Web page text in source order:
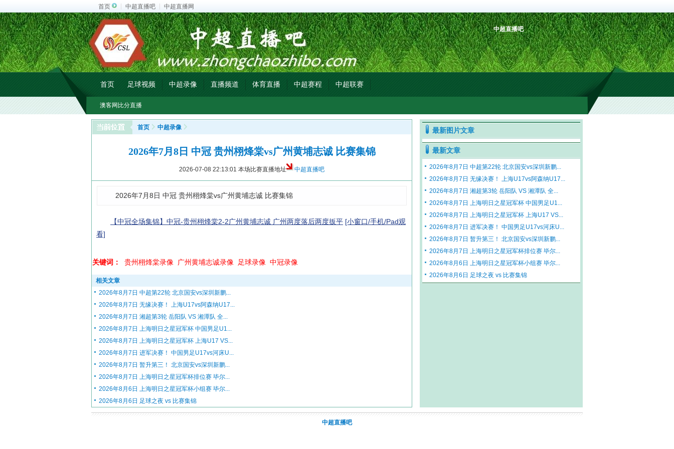
首页 中超直播吧 中超直播网
中超直播吧
首页 足球视频 中超录像 直播频道 体育直播 中超赛程 中超联赛
澳客网比分直播
首页 中超录像
2026年7月8日 中冠 贵州栩烽棠vs广州黄埔志诚 比赛集锦
2026-07-08 22:13:01 本场比赛直播地址 中超直播吧
2026年7月8日 中冠 贵州栩烽棠vs广州黄埔志诚 比赛集锦
【中冠全场集锦】中冠-贵州栩烽棠2-2广州黄埔志诚 广州两度落后两度扳平 [小窗口/手机/Pad观
看]
关键词： 贵州栩烽棠录像 广州黄埔志诚录像 足球录像 中冠录像
相关文章
2026年8月7日 中超第22轮 北京国安vs深圳新鹏...
2026年8月7日 无缘决赛！ 上海U17vs阿森纳U17...
2026年8月7日 湘超第3轮 岳阳队 VS 湘潭队 全...
2026年8月7日 上海明日之星冠军杯 中国男足U1...
2026年8月7日 上海明日之星冠军杯 上海U17 VS...
2026年8月7日 进军决赛！ 中国男足U17vs河床U...
2026年8月7日 暂升第三！ 北京国安vs深圳新鹏...
2026年8月7日 上海明日之星冠军杯排位赛 毕尔...
2026年8月6日 上海明日之星冠军杯小组赛 毕尔...
2026年8月6日 足球之夜 vs 比赛集锦
最新图片文章
最新文章
2026年8月7日 中超第22轮 北京国安vs深圳新鹏...
2026年8月7日 无缘决赛！ 上海U17vs阿森纳U17...
2026年8月7日 湘超第3轮 岳阳队 VS 湘潭队 全...
2026年8月7日 上海明日之星冠军杯 中国男足U1...
2026年8月7日 上海明日之星冠军杯 上海U17 VS...
2026年8月7日 进军决赛！ 中国男足U17vs河床U...
2026年8月7日 暂升第三！ 北京国安vs深圳新鹏...
2026年8月7日 上海明日之星冠军杯排位赛 毕尔...
2026年8月6日 上海明日之星冠军杯小组赛 毕尔...
2026年8月6日 足球之夜 vs 比赛集锦
中超直播吧